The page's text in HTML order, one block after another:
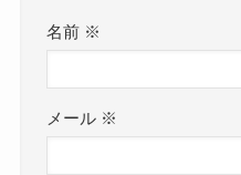
名前 ※
メール ※